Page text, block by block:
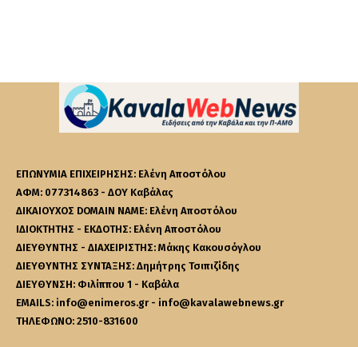
ΕΠΩΝΥΜΙΑ ΕΠΙΧΕΙΡΗΣΗΣ: Ελένη Αποστόλου
ΑΦΜ: 077314863 - ΔΟΥ Καβάλας
ΔΙΚΑΙΟΥΧΟΣ DOMAIN NAME: Ελένη Αποστόλου
ΙΔΙΟΚΤΗΤΗΣ - ΕΚΔΟΤΗΣ: Ελένη Αποστόλου
ΔΙΕΥΘΥΝΤΗΣ - ΔΙΑΧΕΙΡΙΣΤΗΣ: Μάκης Κακουσόγλου
ΔΙΕΥΘΥΝΤΗΣ ΣΥΝΤΑΞΗΣ: Δημήτρης Τσιπιζίδης
ΔΙΕΥΘΥΝΣΗ: Φιλίππου 1 - Καβάλα
EMAILS: info@enimeros.gr - info@kavalawebnews.gr
ΤΗΛΕΦΩΝΟ: 2510-831600